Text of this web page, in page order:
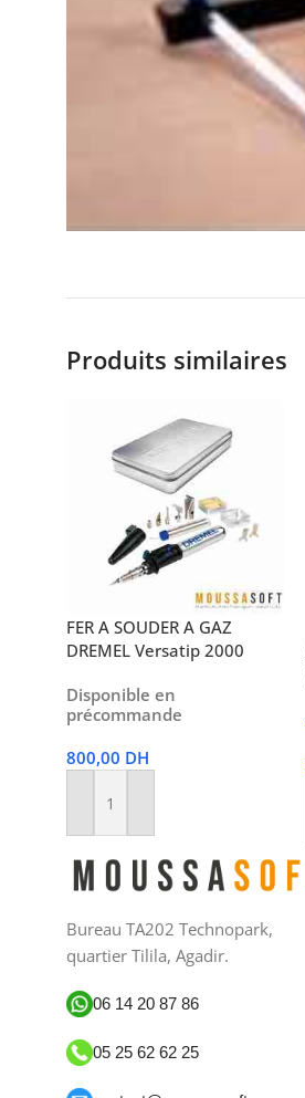
Produits similaires
FER A SOUDER A GAZ
DREMEL Versatip 2000
Disponible en
précommande
800,00 DH
Ajouter Au Panier
Bureau TA202 Technopark,
quartier Tilila, Agadir.
06 14 20 87 86
05 25 62 62 25